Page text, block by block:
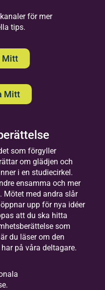
för steg mot
de
Harnäsgården Högb
ergskyrkans somm
argård, Ludvika
2026-08
-08
Komma
nde
Här
för mer
tips.
Mitt
Mitt
som förgyller
om glädjen och
i en studiecirkel.
ensamma och mer
Mötet med andra slår
upp för nya idéer
att du ska hitta
som
du läser om den
på våra deltagare.